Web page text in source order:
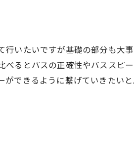
いたいですが基礎の部分も大
るとパスの正確性やパススピ
できるように繋げていきたいと